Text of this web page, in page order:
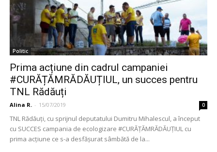
Politic
Prima acțiune din cadrul campaniei
#CURĂȚĂMRĂDĂUȚIUL, un succes pentru
TNL Rădăuți
Alina R. - 15/07/2019 0
TNL Rădăuți, cu sprijnul deputatului Dumitru Mihalescul, a început
cu SUCCES campania de ecologizare #CURĂȚĂMRĂDĂUȚIUL cu
prima acțiune ce s-a desfășurat sâmbătă de la...